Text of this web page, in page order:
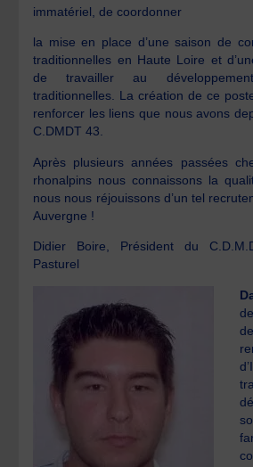
immatériel, de coordonner
la mise en place d’une saison de
traditionnelles en Haute Loire et
de travailler au
traditionnelles. La création de ce
renforcer les liens que nous avons
C.DMDT 43.
Après plusieurs années passées
rhonalpins nous connaissons la
nous nous réjouissons d’un tel
Auvergne !
Didier Boire, Président du
Pasturel